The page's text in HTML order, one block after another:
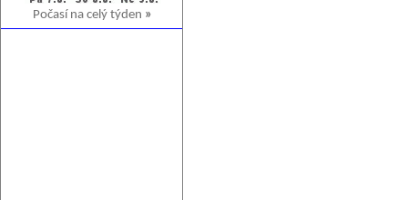
Počasí na celý týden »